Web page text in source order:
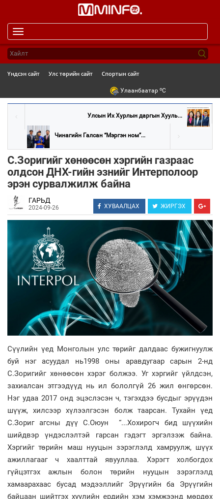
navigation
Үндсэн сайт Улс төрийн сайт Спортын сайт
Улаанбаатар oC
Улсын Их Хурлын даргын Хууль...
Чинагийн Галсан “Мэргэн ном”...
С.Зоригийг хөнөөсөн хэргийн газраас
олдсон ДНХ-гийн эзнийг Интерполоор
эрэн сурвалжилж байна
ГАРЬД
2024-09-26 ХУВААЛЦАХ ЖИРГЭХ
Сүүлийн үед Монголын улс төрийг далдаас бужигнуулж
буй нэг асуудал нь1998 оны аравдугаар сарын 2-нд
С.Зоригийг хөнөөсөн хэрэг болжээ. Уг хэргийг үйлдсэн,
захиалсан этгээдүүд нь ил бололгүй 26 жил өнгөрсөн.
Нэг удаа 2017 онд эцэслэсэн ч, тэгэхдээ бусдыг эрүүдэн
шүүж, хилсээр хүлээлгэсэн болж таарсан. Тухайн үед
С.Зориг агсны дүү С.Оюун “...Хохирогч бид шүүхийн
шийдвэр үндэслэлтэй гарсан гэдэгт эргэлзэж байна.
Хэргийг төрийн маш нууцын зэрэглэлд хамруулж, шүүх
ажиллагааг ч хаалттай явууллаа. Хэрэгт холбогдох
гүйцэтгэх ажлын болон төрийн нууцын зэрэглэлд
хамаарахаас бусад мэдээллийг Эрүүгийн ба Эрүүгийн
байцаан шийтгэх хуулийн ердийн хэм хэмжээнд мөрдөх